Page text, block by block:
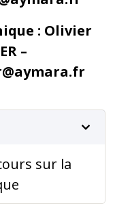
: Olivier
–
sur la